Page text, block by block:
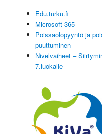
Edu.turku.fi
Microsoft 365
Poissaolopyyntö ja
puuttuminen
Nivelvaiheet –
7.luokalle